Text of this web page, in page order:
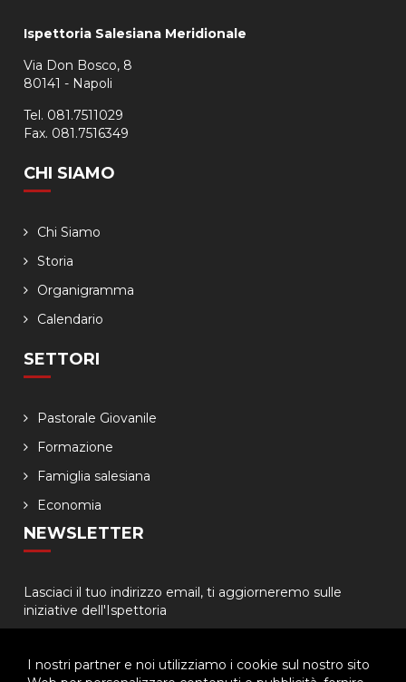
I nostri partner e noi utilizziamo i cookie sul nostro sito
Ispettoria Salesiana Meridionale
Via Don Bosco, 8
80141 - Napoli
Tel. 081.7511029
Fax. 081.7516349
CHI SIAMO
Chi Siamo
Storia
Organigramma
Calendario
SETTORI
Pastorale Giovanile
Formazione
Famiglia salesiana
Economia
NEWSLETTER
Lasciaci il tuo indirizzo email, ti aggiorneremo sulle
iniziative dell'Ispettoria